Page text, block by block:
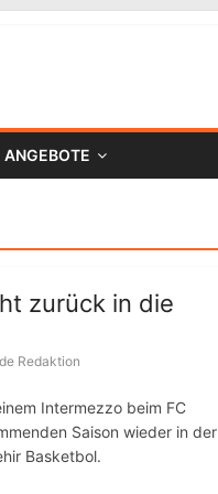
ANGEBOTE
zurück in die
Redaktion
Intermezzo beim FC
Saison wieder in der
Basketbol.